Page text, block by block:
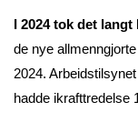
I 2024 tok det langt
de nye
2024.
hadde ikrafttredelse